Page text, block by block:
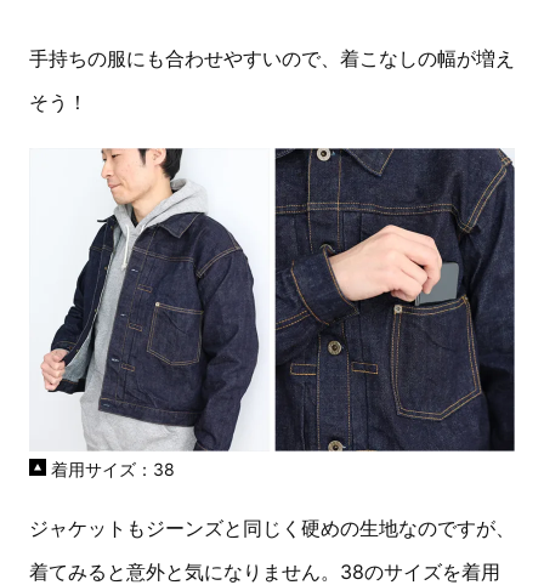
手持ちの服にも合わせやすいので、着こなしの幅が増え
そう！
着用サイズ：38
ジャケットもジーンズと同じく硬めの生地なのですが、
着てみると意外と気になりません。38のサイズを着用